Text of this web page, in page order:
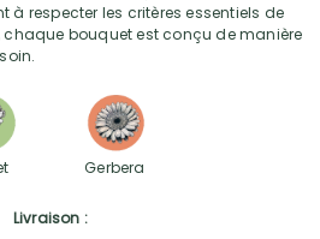
à respecter les critères essentiels de
bouquet est conçu de manière
Gerbera
Livraison :